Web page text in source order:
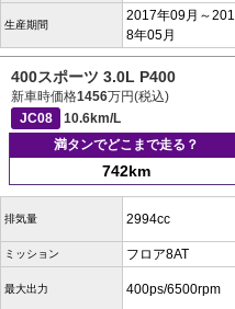
生産期間
2017年09月～201
8年05月
400スポーツ 3.0L P400
新車時価格1456万円(税込)
JC08
10.6km/L
満タンでどこまで走る？
742km
排気量 2994cc
ミッション フロア8AT
最大出力 400ps/6500rpm